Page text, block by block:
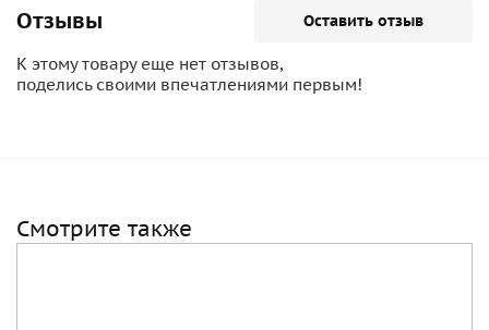
Отзывы Оставить отзыв
К этому товару еще нет отзывов,
поделись своими впечатлениями первым!
Смотрите также